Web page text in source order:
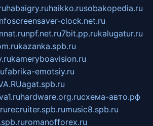
habaigry.ruhaikko.rusobakopedia.ru
screensaver-clock.net.ru
npf.net.ru7bit.pp.rukalugatur.ru
kazanka.spb.ru
kameryboavision.ru
fabrika-emotsiy.ru
agat.spb.ru
hardware.org.ruсхема-авто.рф
recruiter.spb.rumusic8.spb.ru
romanofforex.ru